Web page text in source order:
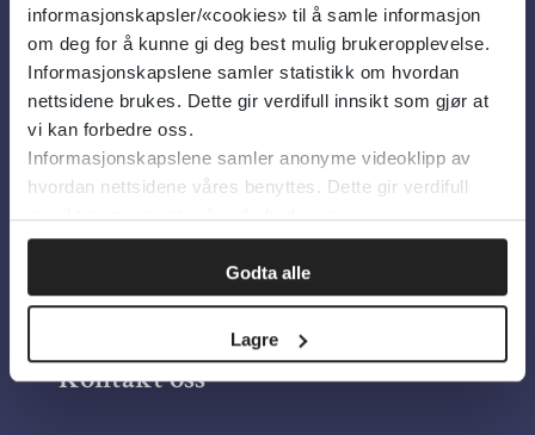
informasjonskapsler/«cookies» til å samle informasjon
om deg for å kunne gi deg best mulig brukeropplevelse.
Informasjonskapslene samler statistikk om hvordan
nettsidene brukes. Dette gir verdifull innsikt som gjør at
vi kan forbedre oss.
Informasjonskapslene samler anonyme videoklipp av
hvordan nettsidene våres benyttes. Dette gir verdifull
innsikt som gjør at vi kan forbedre oss.
Godta alle
Lagre
Om oss
Om Helsebiblioteket
Personvern og informasjonskapsler
Tilgjengelighetserklæring
Information in English
Bilder fra Colourbox.com
Kontakt oss